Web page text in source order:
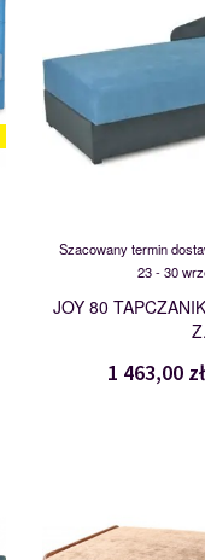
Szacowany termin
23 - 30
JOY 80
1 463,00 zł